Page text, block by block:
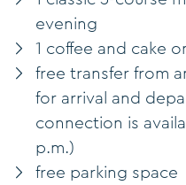
evening
1 coffee and cake
free transfer from
for arrival and
connection is
p.m.)
free parking space